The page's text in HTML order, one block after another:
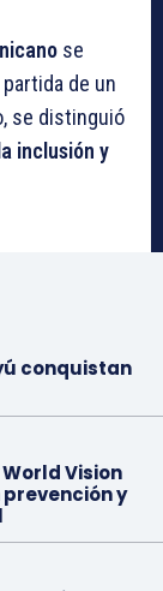
se
de un
se distinguió
inclusión y
conquistan
World Vision
y